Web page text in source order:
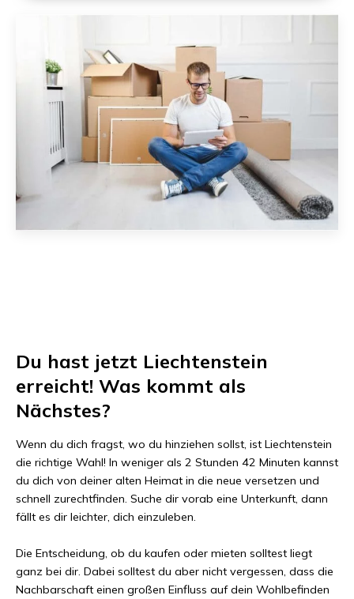
Du hast jetzt Liechtenstein
erreicht! Was kommt als
Nächstes?
Wenn du dich fragst, wo du hinziehen sollst, ist Liechtenstein
die richtige Wahl! In weniger als 2 Stunden 42 Minuten kannst
du dich von deiner alten Heimat in die neue versetzen und
schnell zurechtfinden. Suche dir vorab eine Unterkunft, dann
fällt es dir leichter, dich einzuleben.
Die Entscheidung, ob du kaufen oder mieten solltest liegt
ganz bei dir. Dabei solltest du aber nicht vergessen, dass die
Nachbarschaft einen großen Einfluss auf dein Wohlbefinden